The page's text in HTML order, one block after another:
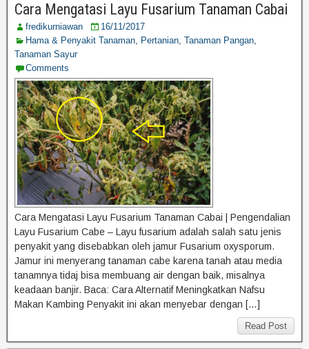
Cara Mengatasi Layu Fusarium Tanaman Cabai
fredikurniawan
16/11/2017
Hama & Penyakit Tanaman, Pertanian, Tanaman Pangan,
Tanaman Sayur
Comments
Cara Mengatasi Layu Fusarium Tanaman Cabai | Pengendalian
Layu Fusarium Cabe – Layu fusarium adalah salah satu jenis
penyakit yang disebabkan oleh jamur Fusarium oxysporum.
Jamur ini menyerang tanaman cabe karena tanah atau media
tanamnya tidaj bisa membuang air dengan baik, misalnya
keadaan banjir. Baca: Cara Alternatif Meningkatkan Nafsu
Makan Kambing Penyakit ini akan menyebar dengan […]
Read Post